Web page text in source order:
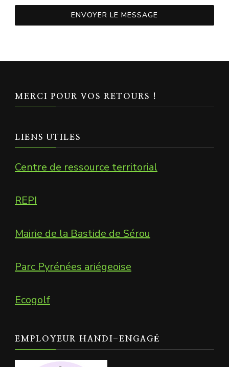
ENVOYER LE MESSAGE
MERCI POUR VOS RETOURS !
LIENS UTILES
Centre de ressource territorial
REPI
Mairie de la Bastide de Sérou
Parc Pyrénées ariégeoise
Ecogolf
EMPLOYEUR HANDI-ENGAGÉ